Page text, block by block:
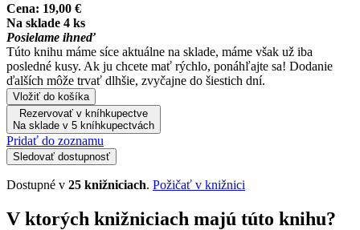
Cena: 19,00 €
Na sklade 4 ks
Posielame ihneď
Túto knihu máme síce aktuálne na sklade, máme však už iba
posledné kusy. Ak ju chcete mať rýchlo, ponáhľajte sa! Dodanie
ďalších môže trvať dlhšie, zvyčajne do šiestich dní.
Vložiť do košíka
Rezervovať v kníhkupectve
Na sklade v 5 kníhkupectvách
Pridať do zoznamu
Sledovať dostupnosť
Dostupné v 25 knižniciach. Požičať v knižnici
V ktorých knižniciach majú túto knihu?